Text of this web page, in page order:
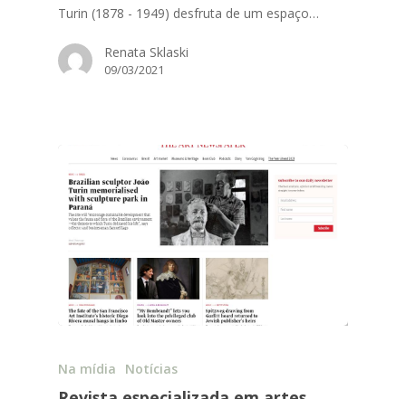
Turin (1878 - 1949) desfruta de um espaço…
Renata Sklaski
09/03/2021
Na mídia Notícias